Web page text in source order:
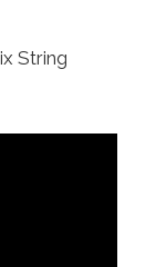
String